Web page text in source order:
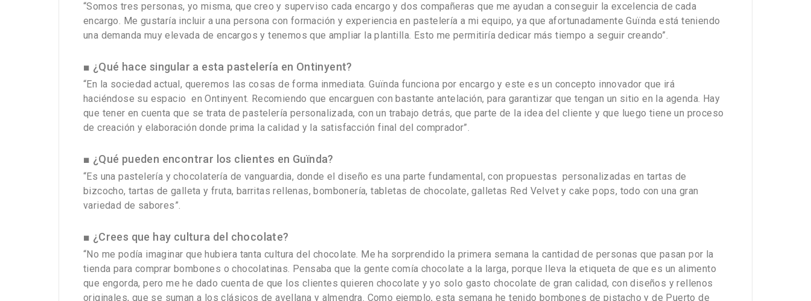
“Somos tres personas, yo misma, que creo y superviso cada encargo y dos compañeras que me ayudan a conseguir la excelencia de cada
encargo. Me gustaría incluir a una persona con formación y experiencia en pastelería a mi equipo, ya que afortunadamente Guïnda está teniendo
una demanda muy elevada de encargos y tenemos que ampliar la plantilla. Esto me permitiría dedicar más tiempo a seguir creando”.
■ ¿Qué hace singular a esta pastelería en Ontinyent?
“En la sociedad actual, queremos las cosas de forma inmediata. Guïnda funciona por encargo y este es un concepto innovador que irá
haciéndose su espacio en Ontinyent. Recomiendo que encarguen con bastante antelación, para garantizar que tengan un sitio en la agenda. Hay
que tener en cuenta que se trata de pastelería personalizada, con un trabajo detrás, que parte de la idea del cliente y que luego tiene un proceso
de creación y elaboración donde prima la calidad y la satisfacción final del comprador”.
■ ¿Qué pueden encontrar los clientes en Guïnda?
“Es una pastelería y chocolatería de vanguardia, donde el diseño es una parte fundamental, con propuestas personalizadas en tartas de
bizcocho, tartas de galleta y fruta, barritas rellenas, bombonería, tabletas de chocolate, galletas Red Velvet y cake pops, todo con una gran
variedad de sabores”.
■ ¿Crees que hay cultura del chocolate?
“No me podía imaginar que hubiera tanta cultura del chocolate. Me ha sorprendido la primera semana la cantidad de personas que pasan por la
tienda para comprar bombones o chocolatinas. Pensaba que la gente comía chocolate a la larga, porque lleva la etiqueta de que es un alimento
que engorda, pero me he dado cuenta de que los clientes quieren chocolate y yo solo gasto chocolate de gran calidad, con diseños y rellenos
originales, que se suman a los clásicos de avellana y almendra. Como ejemplo, esta semana he tenido bombones de pistacho y de Puerto de